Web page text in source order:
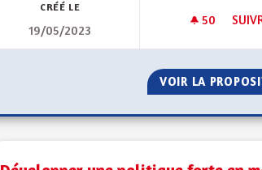
CRÉÉ LE
19/05/2023
50 50
VOIR LA